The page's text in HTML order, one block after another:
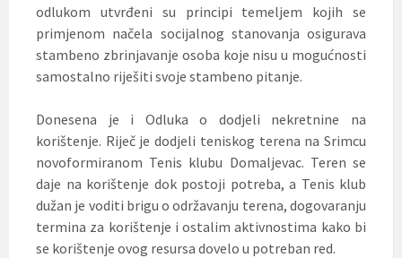
odlukom utvrđeni su principi temeljem kojih se
primjenom načela socijalnog stanovanja osigurava
stambeno zbrinjavanje osoba koje nisu u mogućnosti
samostalno riješiti svoje stambeno pitanje.
Donesena je i Odluka o dodjeli nekretnine na
korištenje. Riječ je dodjeli teniskog terena na Srimcu
novoformiranom Tenis klubu Domaljevac. Teren se
daje na korištenje dok postoji potreba, a Tenis klub
dužan je voditi brigu o održavanju terena, dogovaranju
termina za korištenje i ostalim aktivnostima kako bi
se korištenje ovog resursa dovelo u potreban red.